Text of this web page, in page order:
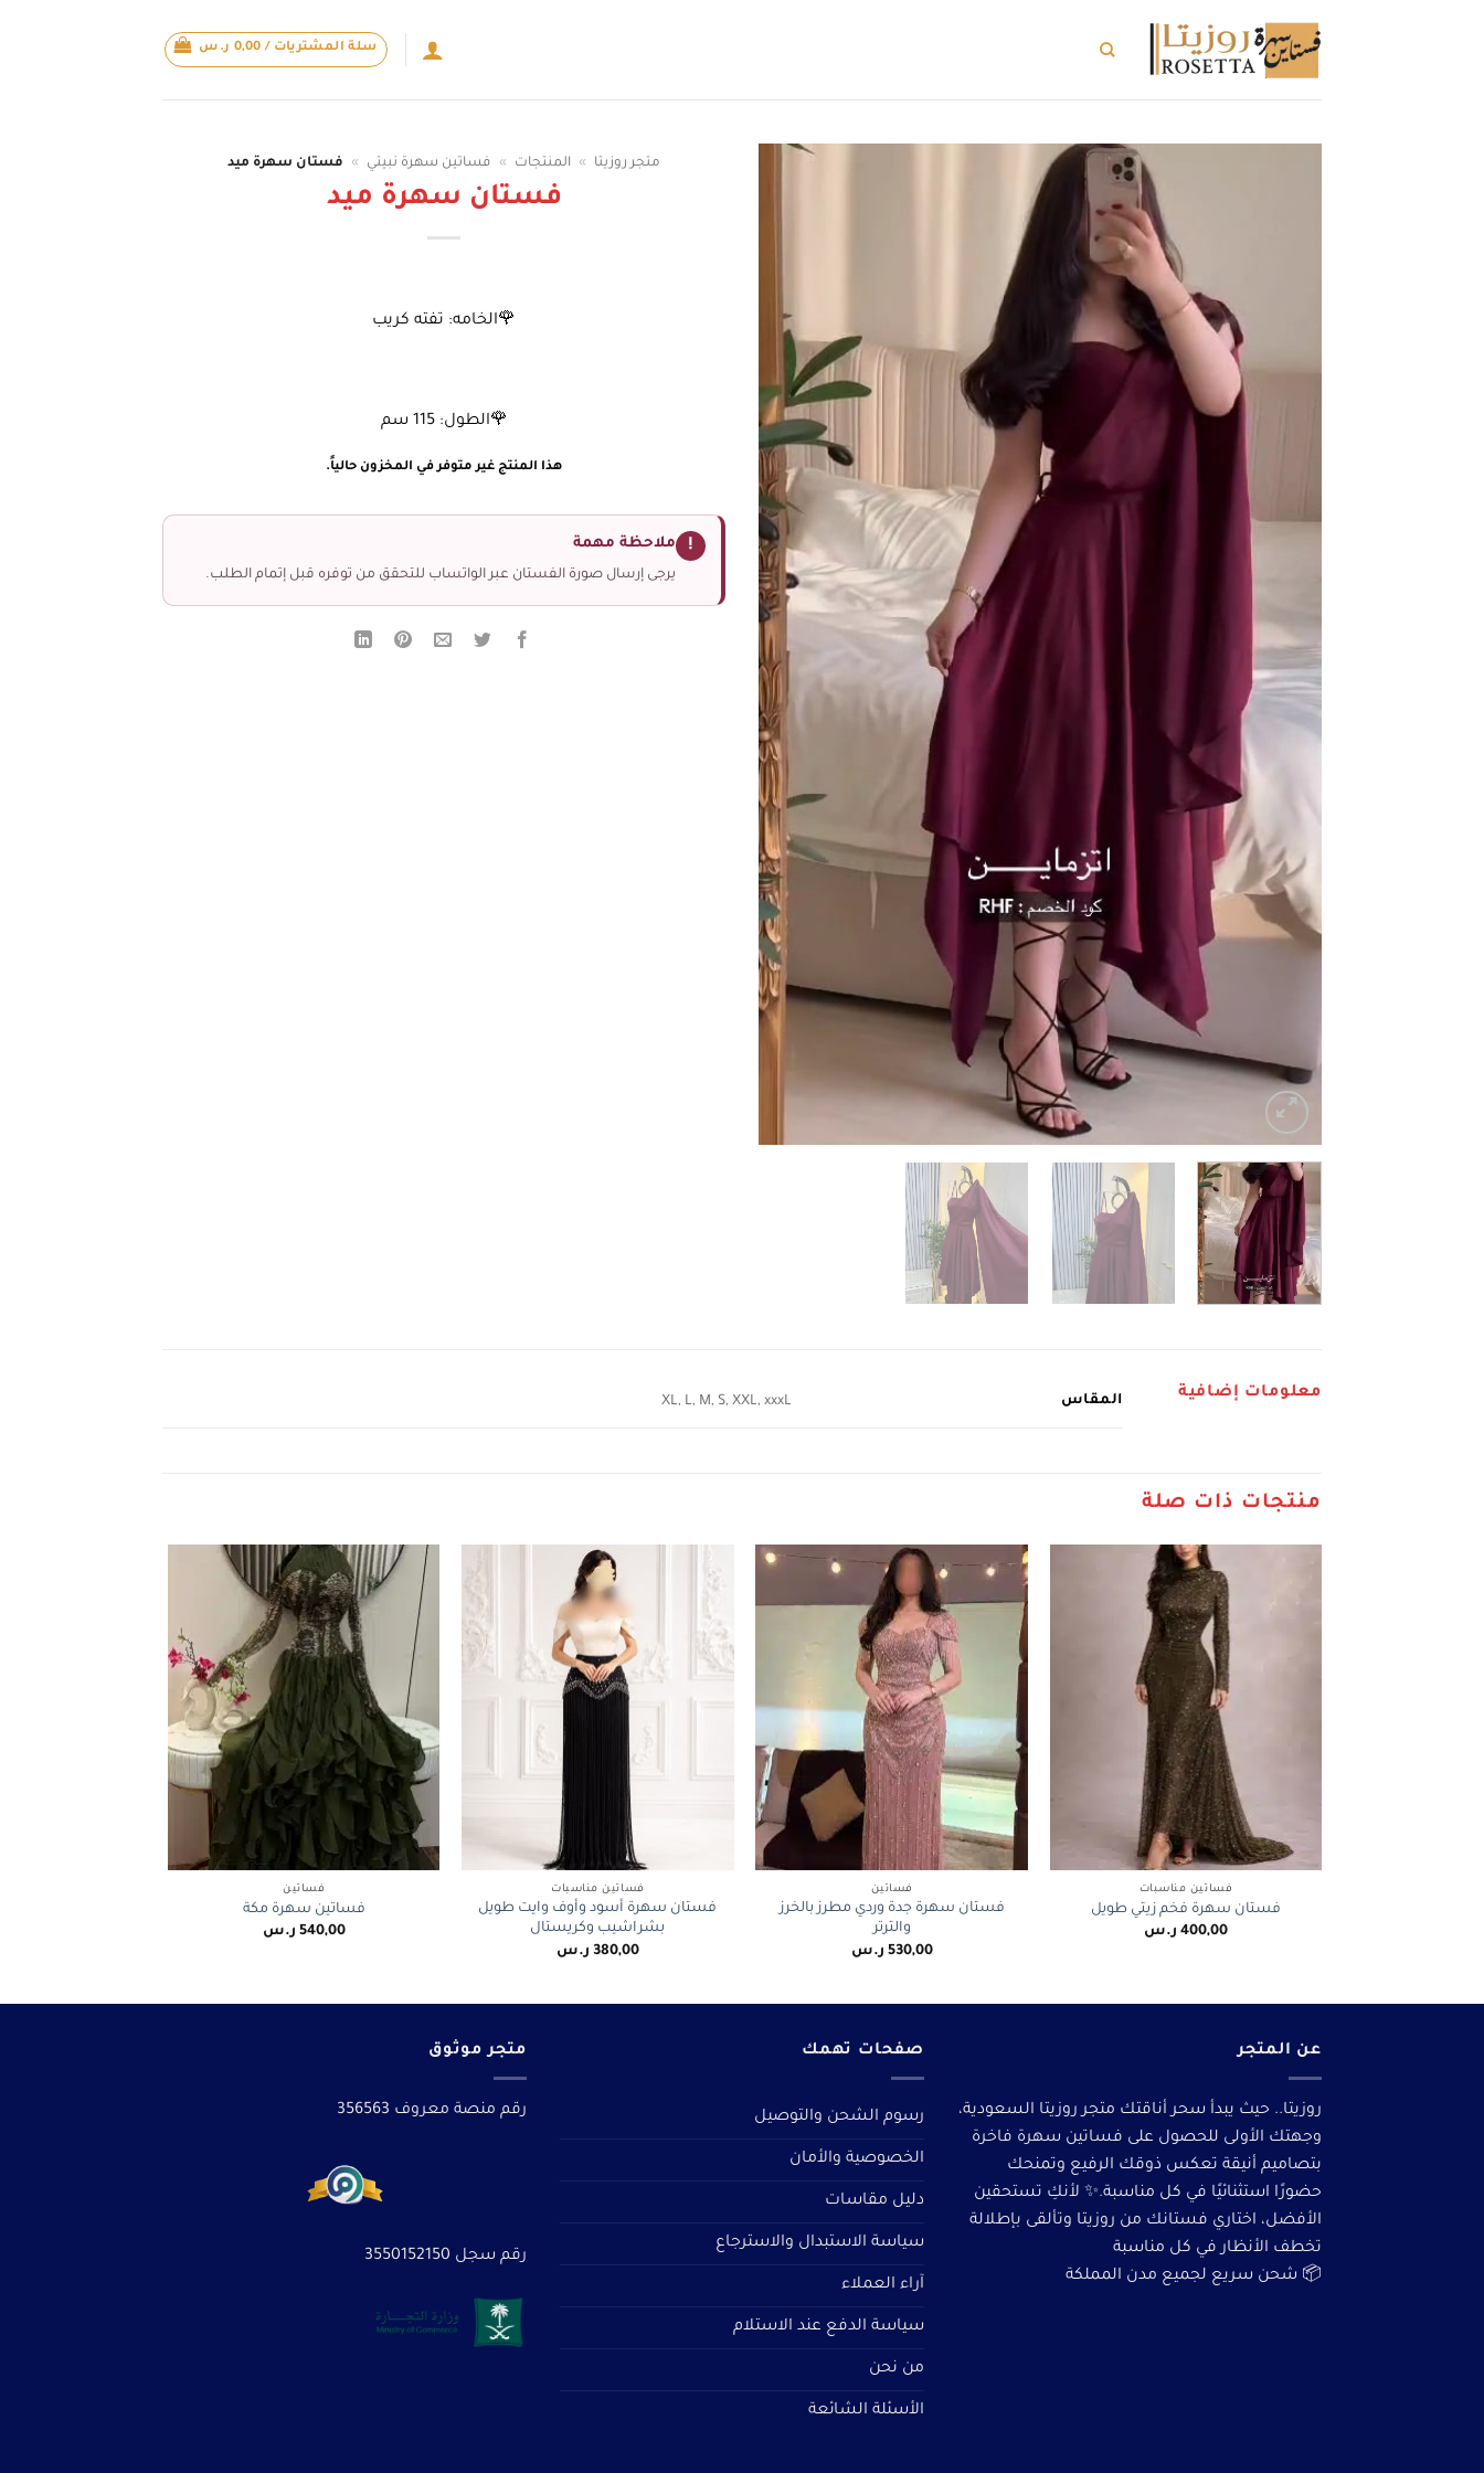
سلة المشتريات / 0,00 ر.س
متجر روزيتا » المنتجات » فساتين سهرة نبيتي » فستان سهرة ميد
فستان سهرة ميد
🌹الخامه: تفته كريب
🌹الطول: 115 سم
هذا المنتج غير متوفر في المخزون حالياً.
! ملاحظة مهمة
يرجى إرسال صورة الفستان عبر الواتساب للتحقق من توفره قبل إتمام الطلب.
معلومات إضافية المقاس XL, L, M, S, XXL, xxxL
منتجات ذات صلة
فساتين مناسبات
فستان سهرة فخم زيتي طويل
400,00 ر.س
فساتين
فستان سهرة جدة وردي مطرز بالخرز
والترتر
530,00 ر.س
فساتين مناسبات
فستان سهرة أسود وأوف وايت طويل
بشراشيب وكريستال
380,00 ر.س
فساتين
فساتين سهرة مكة
540,00 ر.س
عن المتجر
روزيتا.. حيث يبدأ سحر أناقتك متجر روزيتا السعودية،
وجهتك الأولى للحصول على فساتين سهرة فاخرة
بتصاميم أنيقة تعكس ذوقك الرفيع وتمنحك
حضورًا استثنائيًا في كل مناسبة.✨ لأنكِ تستحقين
الأفضل، اختاري فستانك من روزيتا وتألقى بإطلالة
تخطف الأنظار في كل مناسبة
📦 شحن سريع لجميع مدن المملكة
صفحات تهمك
رسوم الشحن والتوصيل
الخصوصية والأمان
دليل مقاسات
سياسة الاستبدال والاسترجاع
آراء العملاء
سياسة الدفع عند الاستلام
من نحن
الأسئلة الشائعة
متجر موثوق
رقم منصة معروف 356563
رقم سجل 3550152150